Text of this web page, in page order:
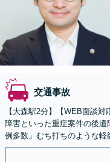
交通事故
【大森駅2分】【WEB面談
障害といった重症案件の後
例多数」むち打ちのような
の重症事故まで、事故の規